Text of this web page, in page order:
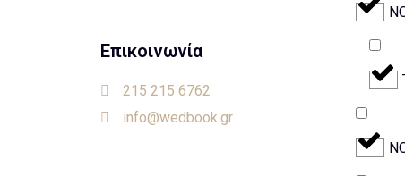
Επικοινωνία
215 215 6762
info@wedbook.gr